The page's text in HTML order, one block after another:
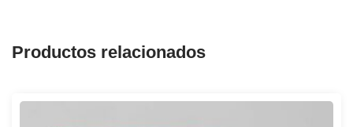
Productos relacionados